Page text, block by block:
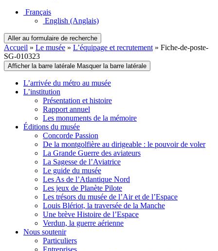
Français
English (Anglais)
Aller au formulaire de recherche
Accueil » Le musée » L’équipage et recrutement » Fiche-de-poste-
SG-010323
Afficher la barre latérale Masquer la barre latérale
L’arrivée du métro au musée
L’institution
Présentation et histoire
Rapport annuel
Les monuments de la mémoire
Éditions du musée
Concorde Passion
De la montgolfière au dirigeable : le pouvoir de voler
La Grande Guerre des aviateurs
La Sagesse de l’Aviatrice
Le guide du musée
Les As de l’Atlantique Nord
Les jeux de Planète Pilote
Les trésors du musée de l’Air et de l’Espace
Louis Blériot, la traversée de la Manche
Une brève Histoire de l’Espace
Verdun, la guerre aérienne
Nous soutenir
Particuliers
Entreprises